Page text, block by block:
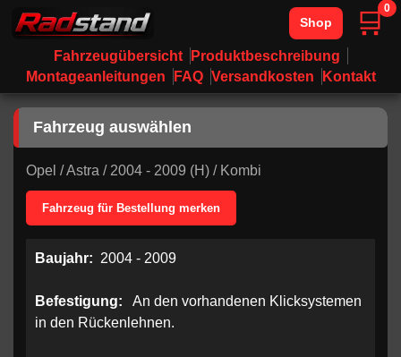
Fahrzeugübersicht
Produktbeschreibung
Montageanleitungen
FAQ Versandkosten Kontakt
Shop 🛒0
Fahrzeug auswählen
Opel /Astra / 2004 - 2009 (H) / Kombi
Fahrzeug für Bestellung merken
Baujahr: 2004 - 2009
Befestigung:
An den vorhandenen Klicksystemen
in den Rückenlehnen.